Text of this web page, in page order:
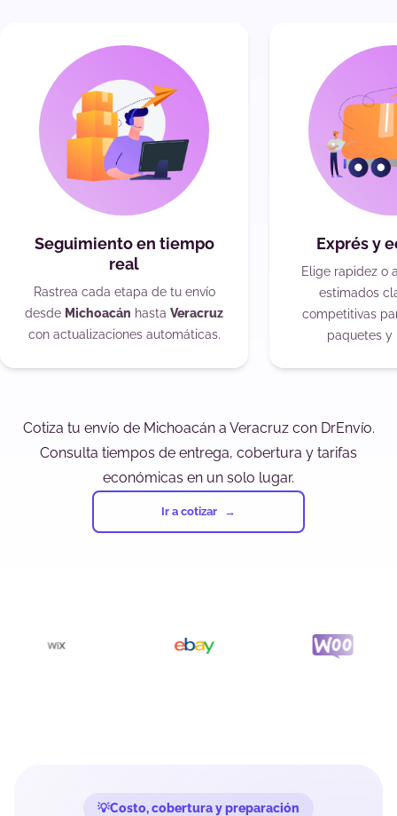
Seguimiento en tiempo
real
Rastrea cada etapa de tu envío
desde Michoacán hasta Veracruz
con actualizaciones automáticas.
Exprés y
Elige rapidez o
estimados
competitivas
paquetes y
Cotiza tu envío de Michoacán a Veracruz con DrEnvío.
Consulta tiempos de entrega, cobertura y tarifas
económicas en un solo lugar.
Ir a cotizar
Costo, cobertura y preparación